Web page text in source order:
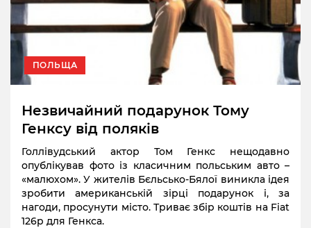
ПОЛЬЩА
Незвичайний подарунок Тому
Генксу від поляків
Голлівудський актор Том Генкс нещодавно
опублікував фото із класичним польським авто –
«малюхом». У жителів Бєльсько-Бялої виникла ідея
зробити американській зірці подарунок і, за
нагоди, просунути місто. Триває збір коштів на Fiat
126p для Генкса.